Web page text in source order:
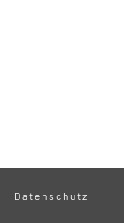
Datenschutz